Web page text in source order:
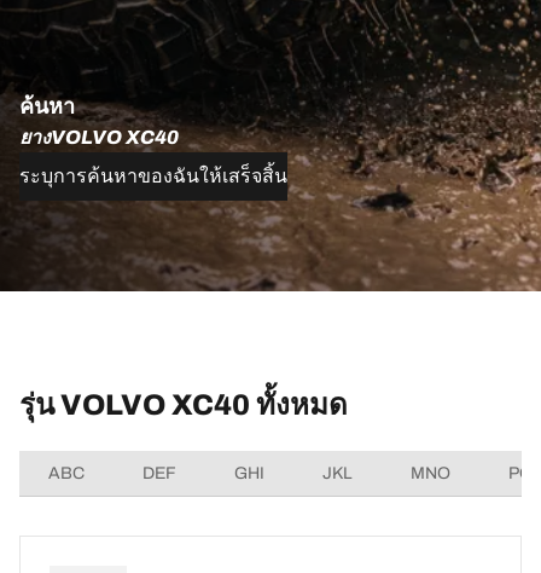
ค้นหา
ยางVOLVO XC40
ระบุการค้นหาของฉันให้เสร็จสิ้น
รุ่น VOLVO XC40 ทั้งหมด
ABC DEF GHI JKL MNO